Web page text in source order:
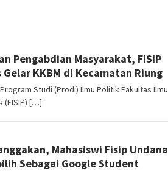
Pengabdian Masyarakat, FISIP
Gelar KKBM di Kecamatan Riung
Program Studi (Prodi) Ilmu Politik Fakultas Ilmu
(FISIP) […]
Mahasiswi Fisip Undana
Sebagai Google Student